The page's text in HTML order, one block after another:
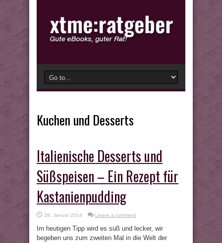
Kuchen und Desserts
Italienische Desserts und
Süßspeisen – Ein Rezept für
Kastanienpudding
28. Januar 2014 Leave a comment
Im heutigen Tipp wird es süß und lecker, wir
begeben uns zum zweiten Mal in die Welt der